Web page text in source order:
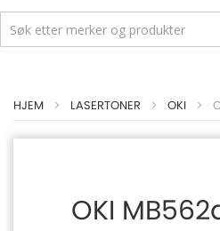
til
HJEM LASERTONER OKI
OKI